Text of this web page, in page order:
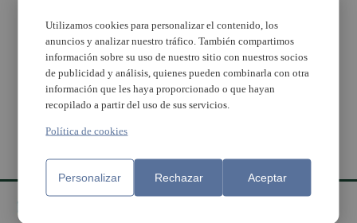
Municipal
d’Igualtat
Paterna trabaja ya en el
Plan Municipal de
Igualdad
Utilizamos cookies para personalizar el contenido, los
anuncios y analizar nuestro tráfico. También compartimos
información sobre su uso de nuestro sitio con nuestros socios
de publicidad y análisis, quienes pueden combinarla con otra
información que les haya proporcionado o que hayan
recopilado a partir del uso de sus servicios.
Política de cookies
Personalizar Rechazar Aceptar